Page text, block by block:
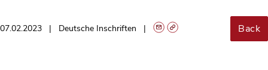
07.02.2023 Deutsche Inschriften Back